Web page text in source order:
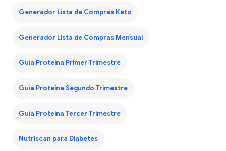
Generador Lista de Compras Keto
Generador Lista de Compras Mensual
Guía Proteína Primer Trimestre
Guía Proteína Segundo Trimestre
Guía Proteína Tercer Trimestre
Nutriscan para Diabetes